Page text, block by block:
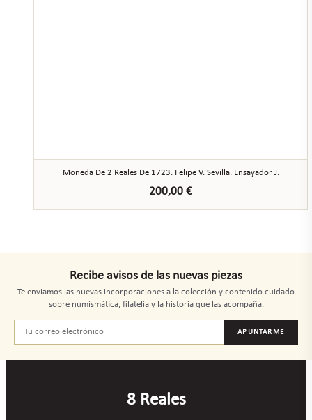
Moneda De 2 Reales De 1723. Felipe V. Sevilla. Ensayador J.
200,00 €
Recibe avisos de las nuevas piezas
Te enviamos las nuevas incorporaciones a la colección y contenido cuidado
sobre numismática, filatelia y la historia que las acompaña.
APUNTARME
8 Reales